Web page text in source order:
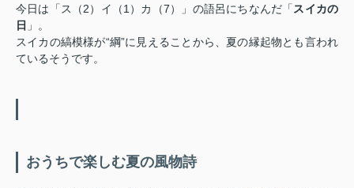
今日は「ス（2）イ（1）カ（7）」の語呂にちなんだ「スイカの
日 」。
スイカの縞模様が“綱”に見えることから、夏の縁起物とも言われ
ているそうです。
おうちで楽しむ夏の風物詩